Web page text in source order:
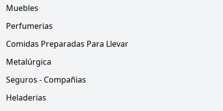
Muebles
Perfumerias
Comidas Preparadas Para Llevar
Metalúrgica
Seguros - Compañias
Heladerias